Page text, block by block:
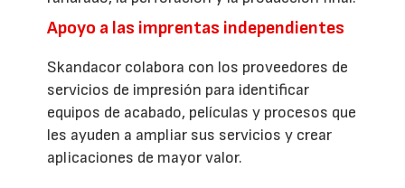
Apoyo a las imprentas independientes
Skandacor colabora con los proveedores de
servicios de impresión para identificar
equipos de acabado, películas y procesos que
les ayuden a ampliar sus servicios y crear
aplicaciones de mayor valor.